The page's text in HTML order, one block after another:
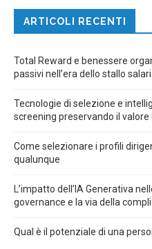
ARTICOLI RECENTI
Total Reward e benessere
passivi nell’era dello stallo
Tecnologie di selezione e
screening preservando il valore
Come selezionare i profili
qualunque
L’impatto dell’IA Generativa
governance e la via della
Qual è il potenziale di una